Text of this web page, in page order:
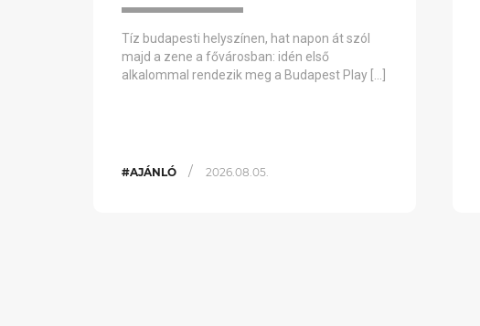
Tíz budapesti helyszínen, hat napon át szól
majd a zene a fővárosban: idén első
alkalommal rendezik meg a Budapest Play […]
#AJÁNLÓ / 2026.08.05.